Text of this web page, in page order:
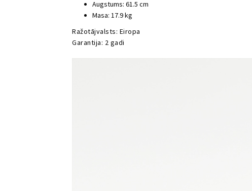
Augstums: 61.5 cm
Masa: 17.9 kg
Ražotājvalsts: Eiropa
Garantija: 2 gadi